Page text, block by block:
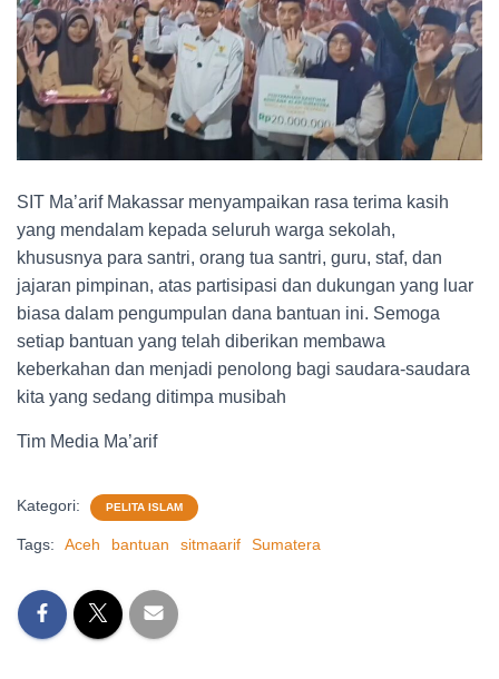
SIT Ma’arif Makassar menyampaikan rasa terima kasih
yang mendalam kepada seluruh warga sekolah,
khususnya para santri, orang tua santri, guru, staf, dan
jajaran pimpinan, atas partisipasi dan dukungan yang luar
biasa dalam pengumpulan dana bantuan ini. Semoga
setiap bantuan yang telah diberikan membawa
keberkahan dan menjadi penolong bagi saudara-saudara
kita yang sedang ditimpa musibah
Tim Media Ma’arif
Kategori: PELITA ISLAM
Tags: Aceh bantuan sitmaarif Sumatera